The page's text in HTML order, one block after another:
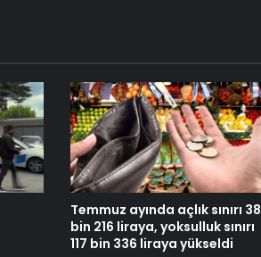
Temmuz ayında açlık sınırı 38
bin 216 liraya, yoksulluk sınırı
117 bin 336 liraya yükseldi